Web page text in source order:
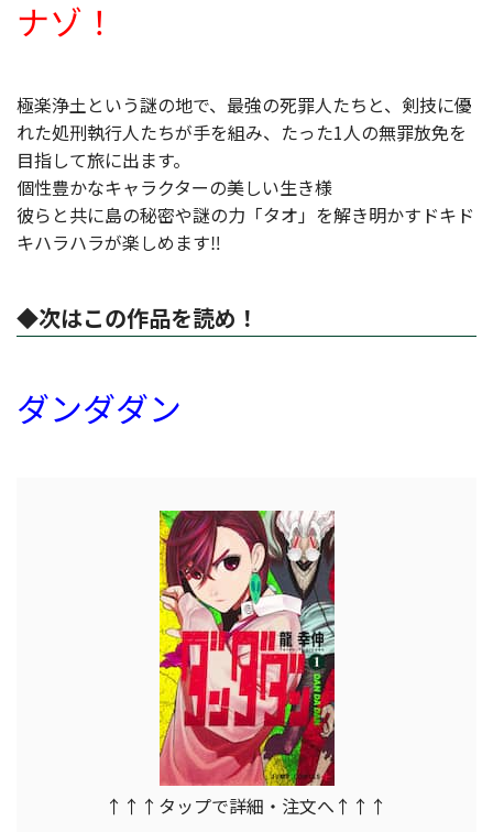
ナゾ！
極楽浄土という謎の地で、最強の死罪人たちと、剣技に優
れた処刑執行人たちが手を組み、たった1人の無罪放免を
目指して旅に出ます。
個性豊かなキャラクターの美しい生き様
彼らと共に島の秘密や謎の力「タオ」を解き明かすドキド
キハラハラが楽しめます‼
◆次はこの作品を読め！
ダンダダン
↑↑↑タップで詳細・注文へ↑↑↑